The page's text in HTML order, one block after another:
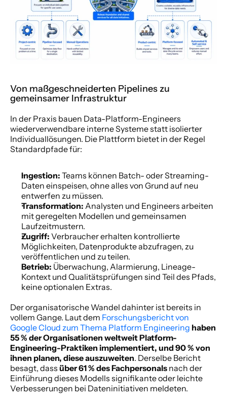
Von maßgeschneiderten Pipelines zu
gemeinsamer Infrastruktur
In der Praxis bauen Data-Platform-Engineers
wiederverwendbare interne Systeme statt isolierter
Individuallösungen. Die Plattform bietet in der Regel
Standardpfade für:
Ingestion: Teams können Batch- oder Streaming-
Daten einspeisen, ohne alles von Grund auf neu
entwerfen zu müssen.
Transformation: Analysten und Engineers arbeiten
mit geregelten Modellen und gemeinsamen
Laufzeitmustern.
Zugriff: Verbraucher erhalten kontrollierte
Möglichkeiten, Datenprodukte abzufragen, zu
veröffentlichen und zu teilen.
Betrieb: Überwachung, Alarmierung, Lineage-
Kontext und Qualitätsprüfungen sind Teil des Pfads,
keine optionalen Extras.
Der organisatorische Wandel dahinter ist bereits in
vollem Gange. Laut dem Forschungsbericht von
Google Cloud zum Thema Platform Engineering haben
55 % der Organisationen weltweit Platform-
Engineering-Praktiken implementiert, und 90 % von
ihnen planen, diese auszuweiten. Derselbe Bericht
besagt, dass über 61 % des Fachpersonals nach der
Einführung dieses Modells signifikante oder leichte
Verbesserungen bei Dateninitiativen meldeten.